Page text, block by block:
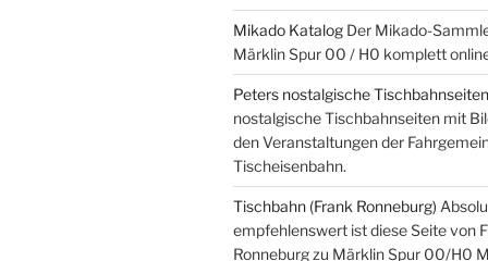
Mikado Katalog Der Mikado-
Märklin Spur 00 / H0 komplett
Peters nostalgische Tischbahnseiten
nostalgische Tischbahnseiten mit
den Veranstaltungen der
Tischeisenbahn.
Tischbahn (Frank Ronneburg)
empfehlenswert ist diese Seite von
Ronneburg zu Märklin Spur 00/H0